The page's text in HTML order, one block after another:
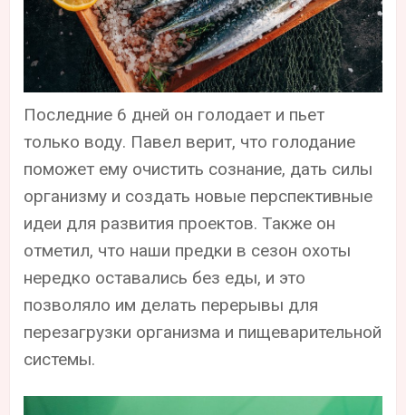
Последние 6 дней он голодает и пьет
только воду. Павел верит, что голодание
поможет ему очистить сознание, дать силы
организму и создать новые перспективные
идеи для развития проектов. Также он
отметил, что наши предки в сезон охоты
нередко оставались без еды, и это
позволяло им делать перерывы для
перезагрузки организма и пищеварительной
системы.